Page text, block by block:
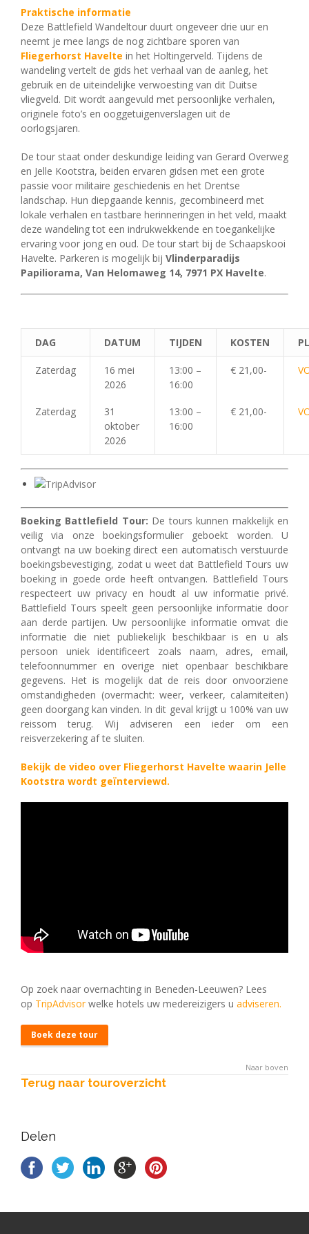
Praktische informatie
Deze Battlefield Wandeltour duurt ongeveer drie uur en
neemt je mee langs de nog zichtbare sporen van
Fliegerhorst Havelte in het Holtingerveld. Tijdens de
wandeling vertelt de gids het verhaal van de aanleg, het
gebruik en de uiteindelijke verwoesting van dit Duitse
vliegveld. Dit wordt aangevuld met persoonlijke verhalen,
originele foto’s en ooggetuigenverslagen uit de
oorlogsjaren.
De tour staat onder deskundige leiding van Gerard Overweg
en Jelle Kootstra, beiden ervaren gidsen met een grote
passie voor militaire geschiedenis en het Drentse
landschap. Hun diepgaande kennis, gecombineerd met
lokale verhalen en tastbare herinneringen in het veld, maakt
deze wandeling tot een indrukwekkende en toegankelijke
ervaring voor jong en oud. De tour start bij de Schaapskooi
Havelte. Parkeren is mogelijk bij Vlinderparadijs
Papiliorama, Van Helomaweg 14, 7971 PX Havelte.
DAG DATUM TIJDEN KOSTEN
Zaterdag
16 mei
2026
13:00 –
16:00
€ 21,00-
Zaterdag
31
oktober
2026
13:00 –
16:00
€ 21,00-
Boeking Battlefield Tour: De tours kunnen makkelijk en
veilig via onze boekingsformulier geboekt worden. U
ontvangt na uw boeking direct een automatisch verstuurde
boekingsbevestiging, zodat u weet dat Battlefield Tours uw
boeking in goede orde heeft ontvangen. Battlefield Tours
respecteert uw privacy en houdt al uw informatie privé.
Battlefield Tours speelt geen persoonlijke informatie door
aan derde partijen. Uw persoonlijke informatie omvat die
informatie die niet publiekelijk beschikbaar is en u als
persoon uniek identificeert zoals naam, adres, email,
telefoonnummer en overige niet openbaar beschikbare
gegevens. Het is mogelijk dat de reis door onvoorziene
omstandigheden (overmacht: weer, verkeer, calamiteiten)
geen doorgang kan vinden. In dit geval krijgt u 100% van uw
reissom terug. Wij adviseren een ieder om een
reisverzekering af te sluiten.
Bekijk de video over Fliegerhorst Havelte waarin Jelle
Kootstra wordt geïnterviewd.
Op zoek naar overnachting in Beneden-Leeuwen? Lees
op TripAdvisor welke hotels uw medereizigers u adviseren.
Boek deze tour
Naar boven
Terug naar touroverzicht
Delen